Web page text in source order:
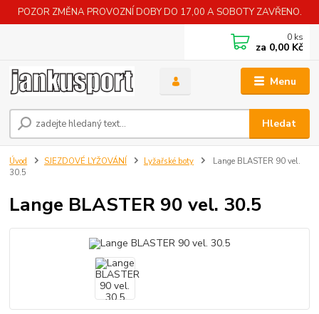
POZOR ZMĚNA PROVOZNÍ DOBY DO 17,00 A SOBOTY ZAVŘENO.
Menu
Hledat
0 ks
za 0,00 Kč
Úvod SJEZDOVÉ LYŽOVÁNÍ Lyžařské boty
Lange BLASTER 90 vel.
30.5
Lange BLASTER 90 vel. 30.5